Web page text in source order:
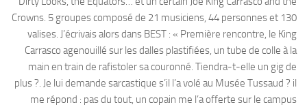
Crowns. 5 groupes composé de 21 musiciens, 44 personnes et 130
valises. J’écrivais alors dans BEST : « Première rencontre, le King
Carrasco agenouillé sur les dalles plastifiées, un tube de colle à la
main en train de rafistoler sa couronné. Tiendra-t-elle un gig de
plus ?. Je lui demande sarcastique s’il l’a volé au Musée Tussaud ? il
me répond : pas du tout, un copain me l’a offerte sur le campus